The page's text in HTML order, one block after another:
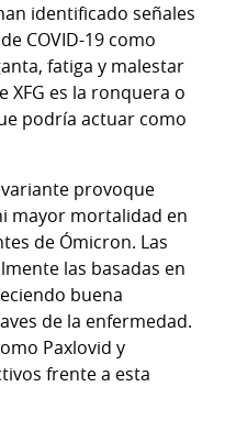
identificado señales
COVID-19 como
fatiga y malestar
XFG es la ronquera o
podría actuar como
provoque
mayor mortalidad en
de Ómicron. Las
las basadas en
buena
de la enfermedad.
Paxlovid y
frente a esta